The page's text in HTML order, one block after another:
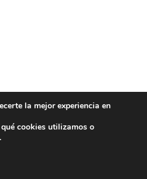
la mejor experiencia en
cookies utilizamos o
.